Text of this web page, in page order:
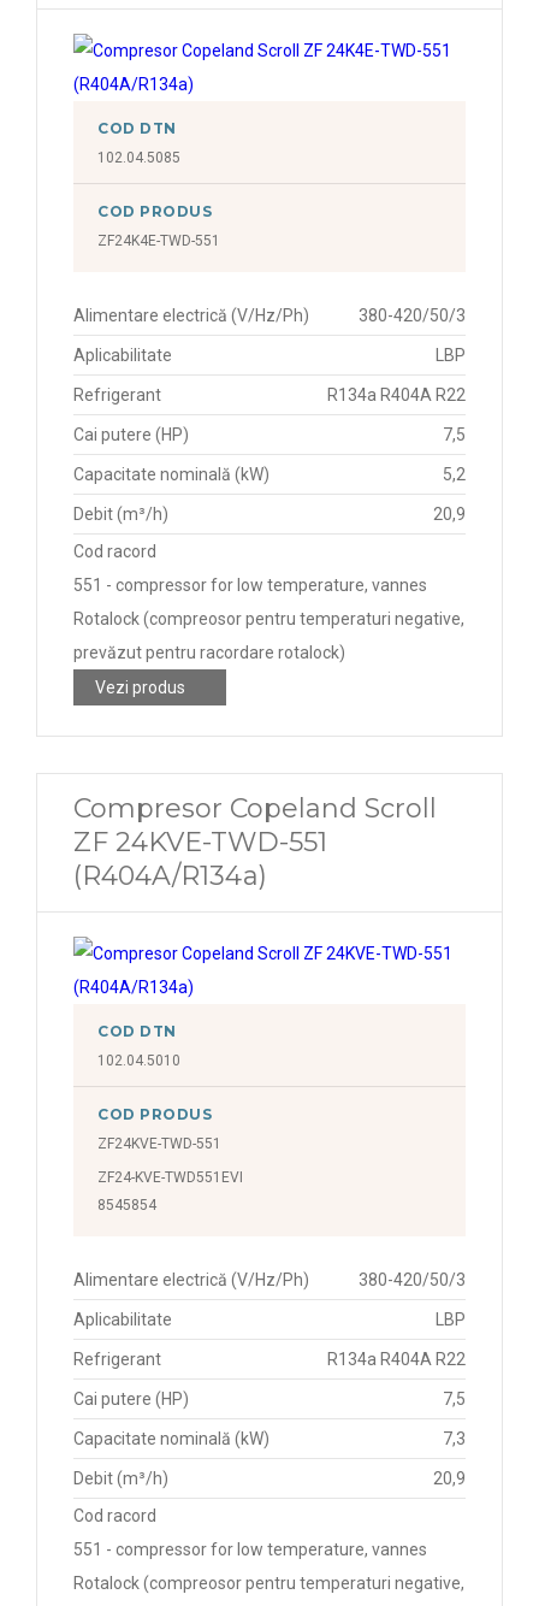
COD DTN
102.04.5085
COD PRODUS
ZF24K4E-TWD-551
Alimentare electrică (V/Hz/Ph) 380-420/50/3
Aplicabilitate LBP
Refrigerant R134a R404A R22
Cai putere (HP) 7,5
Capacitate nominală (kW) 5,2
Debit (m³/h)
20,9
Cod racord
551 - compressor for low temperature, vannes
Rotalock (compreosor pentru temperaturi negative,
prevăzut pentru racordare rotalock)
Vezi produs
Compresor Copeland Scroll
ZF 24KVE-TWD-551
(R404A/R134a)
COD DTN
102.04.5010
COD PRODUS
ZF24KVE-TWD-551
ZF24-KVE-TWD551EVI
8545854
Alimentare electrică (V/Hz/Ph) 380-420/50/3
Aplicabilitate LBP
Refrigerant R134a R404A R22
Cai putere (HP) 7,5
Capacitate nominală (kW) 7,3
Debit (m³/h)
20,9
Cod racord
551 - compressor for low temperature, vannes
Rotalock (compreosor pentru temperaturi negative,